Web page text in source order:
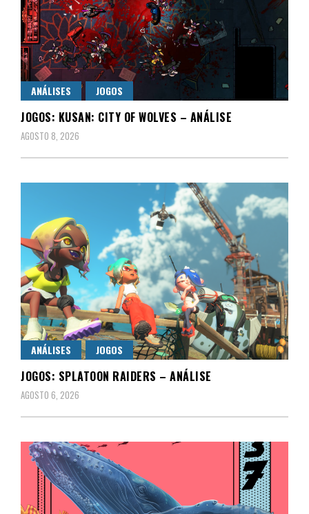
ANÁLISES JOGOS
JOGOS: KUSAN: CITY OF WOLVES – ANÁLISE
AGOSTO 8, 2026
ANÁLISES JOGOS
JOGOS: SPLATOON RAIDERS – ANÁLISE
AGOSTO 6, 2026